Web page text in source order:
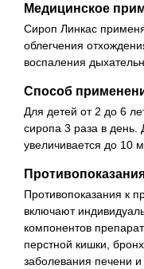
Медицинское
Сироп Линкас
облегчения
воспаления
Способ
Для детей от 2 до 6
сиропа 3 раза в день.
увеличивается до 10
Противопоказания к
включают
компонентов
перстной кишки,
заболевания печени и